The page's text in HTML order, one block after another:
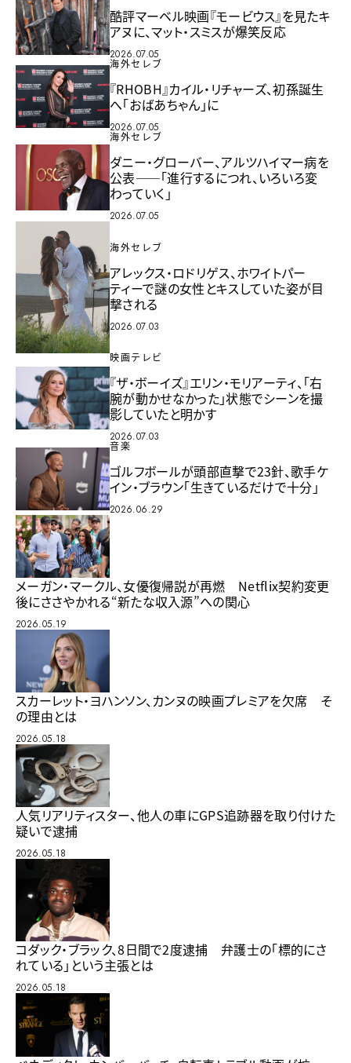
酷評マーベル映画『モービウス』を見たキ
アヌに、マット・スミスが爆笑反応
2026.07.05
海外セレブ
『RHOBH』カイル・リチャーズ、初孫誕生
へ「おばあちゃん」に
2026.07.05
海外セレブ
ダニー・グローバー、アルツハイマー病を
公表——「進行するにつれ、いろいろ変
わっていく」
2026.07.05
海外セレブ
アレックス・ロドリゲス、ホワイトパー
ティーで謎の女性とキスしていた姿が目
撃される
2026.07.03
映画テレビ
『ザ・ボーイズ』エリン・モリアーティ、「右
腕が動かせなかった」状態でシーンを撮
影していたと明かす
2026.07.03
音楽
ゴルフボールが頭部直撃で23針、歌手ケ
イン・ブラウン「生きているだけで十分」
2026.06.29
メーガン・マークル、女優復帰説が再燃 Netflix契約変更
後にささやかれる“新たな収入源”への関心
2026.05.19
スカーレット・ヨハンソン、カンヌの映画プレミアを欠席 そ
の理由とは
2026.05.18
人気リアリティスター、他人の車にGPS追跡器を取り付けた
疑いで逮捕
2026.05.18
コダック・ブラック、8日間で2度逮捕 弁護士の「標的にさ
れている」という主張とは
2026.05.18